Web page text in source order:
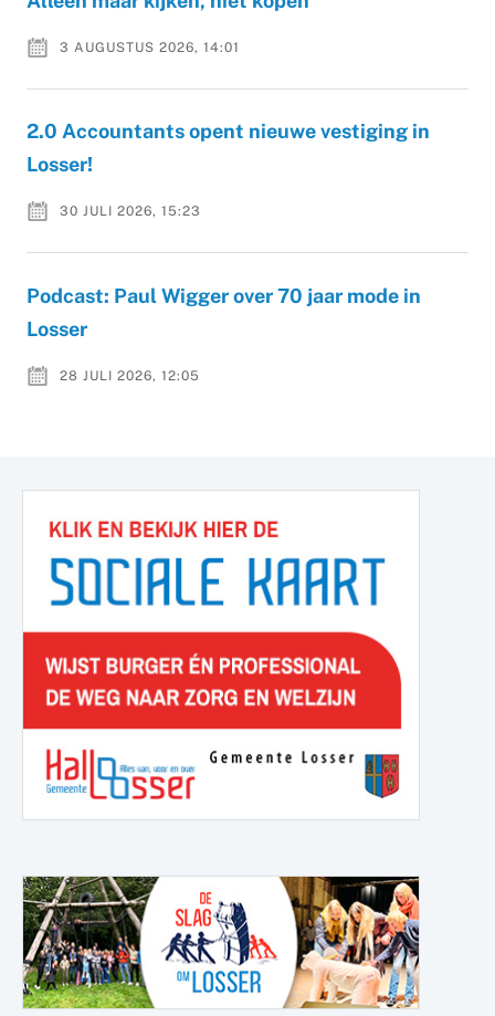
3 AUGUSTUS 2026, 14:01
2.0 Accountants opent nieuwe vestiging in
Losser!
30 JULI 2026, 15:23
Podcast: Paul Wigger over 70 jaar mode in
Losser
28 JULI 2026, 12:05